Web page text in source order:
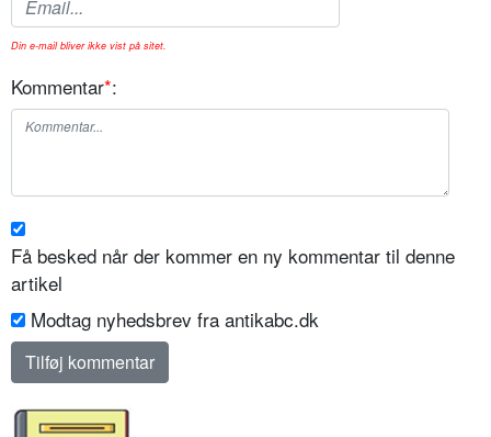
Din e-mail bliver ikke vist på sitet.
Kommentar*:
Få besked når der kommer en ny kommentar til denne
artikel
Modtag nyhedsbrev fra antikabc.dk